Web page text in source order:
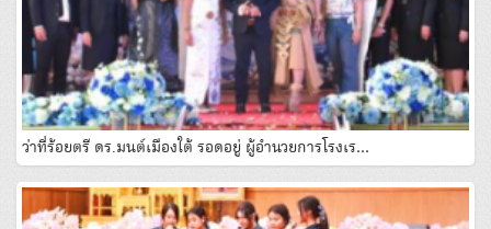
ว่าที่ร้อยตรี ดร.มนต์เมืองใต้ รอดอยู่ ผู้อํานวยการโรงเร…